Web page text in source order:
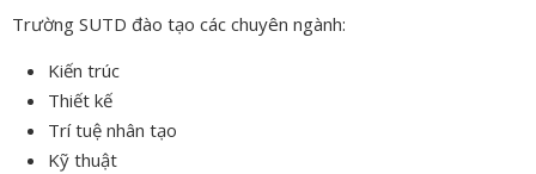
Trường SUTD đào tạo các chuyên ngành:
Kiến trúc
Thiết kế
Trí tuệ nhân tạo
Kỹ thuật